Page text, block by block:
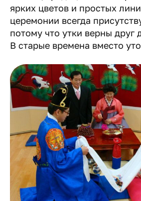
ярких цветов и простых
церемонии всегда
потому что утки верны друг
В старые времена вместо